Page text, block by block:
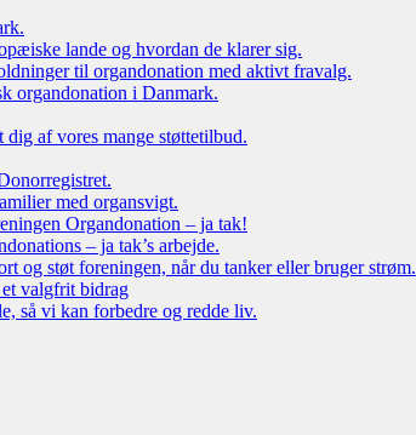
lande og hvordan de klarer sig.
til organdonation med aktivt fravalg.
organdonation i Danmark.
af vores mange støttetilbud.
med organsvigt.
Organdonation – ja tak!
– ja tak’s arbejde.
og støt foreningen, når du tanker eller bruger strøm.
valgfrit bidrag
så vi kan forbedre og redde liv.